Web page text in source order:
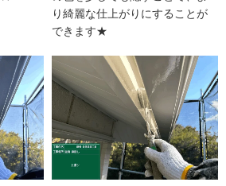
り綺麗な仕上がりにすることが
できます★